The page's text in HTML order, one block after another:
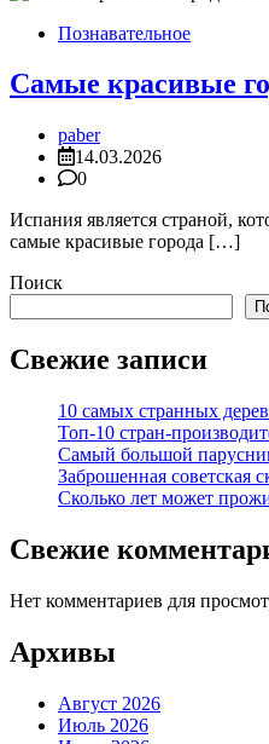
Познавательное
Самые красивые
paber
14.03.2026
0
Испания является страной,
самые красивые города […]
Поиск
Свежие записи
10 самых странных
Топ-10 стран-
Самый большой
Заброшенная советская
Сколько лет может
Свежие
Нет комментариев для
Архивы
Август 2026
Июль 2026